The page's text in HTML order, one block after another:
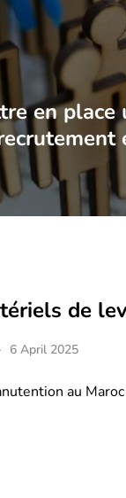
en place
de
6 April 2025
au